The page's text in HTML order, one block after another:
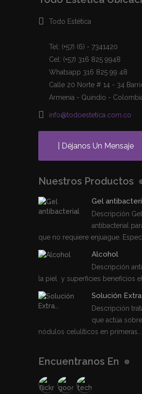
Todo Estética
Tel: (+57) (6) - 7341420
Cel: (+57) 316 825 9948
Whatsapp 316 825 99 48
Calle 20 Norte # 14 - 34
Armenia - Quindío -
info@todoestetica.com.co
| Déjanos Un Mensaje
Nuestros Productos
Gel
Descripción Gel
antibacterial
que no requiere enjuague.
Alcohol
Descripción
la piel y superficies beneficios
Solución
Descripción
que actúa
nódulos celulíticos en primeras...
Encuentranos En